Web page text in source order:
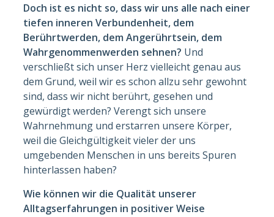
Doch ist es nicht so, dass wir uns alle nach einer
tiefen inneren Verbundenheit, dem
Berührtwerden, dem Angerührtsein, dem
Wahrgenommenwerden sehnen? Und
verschließt sich unser Herz vielleicht genau aus
dem Grund, weil wir es schon allzu sehr gewohnt
sind, dass wir nicht berührt, gesehen und
gewürdigt werden? Verengt sich unsere
Wahrnehmung und erstarren unsere Körper,
weil die Gleichgültigkeit vieler der uns
umgebenden Menschen in uns bereits Spuren
hinterlassen haben?
Wie können wir die Qualität unserer
Alltagserfahrungen in positiver Weise